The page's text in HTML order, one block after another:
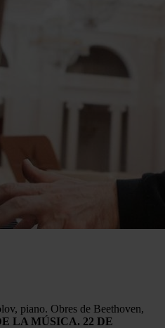
piano. Obres de Beethoven,
LA MÚSICA. 22 DE